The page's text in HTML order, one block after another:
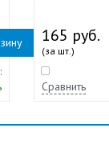
165 руб.
(за шт.)
Сравнить